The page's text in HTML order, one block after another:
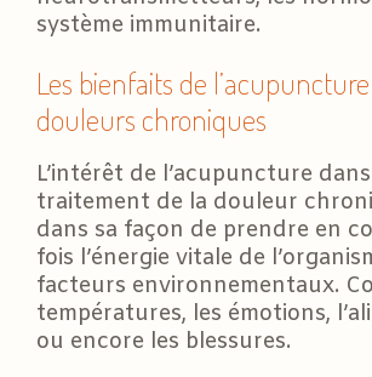
système immunitaire.
Les bienfaits de
douleurs chroniques
L’intérêt de l’acupuncture
traitement de la douleur
dans sa façon de prendre en
fois l’énergie vitale de
facteurs environnementaux.
températures, les émotions,
ou encore les blessures.